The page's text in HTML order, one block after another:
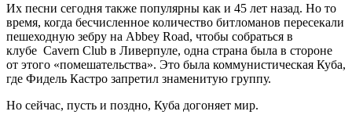
Их песни сегодня также популярны как и 45 лет назад. Но то
время, когда бесчисленное количество битломанов пересекали
пешеходную зебру на Abbey Road, чтобы собраться в
клубе Cavern Club в Ливерпуле, одна страна была в стороне
от этого «помешательства». Это была коммунистическая Куба,
где Фидель Кастро запретил знаменитую группу.
Но сейчас, пусть и поздно, Куба догоняет мир.